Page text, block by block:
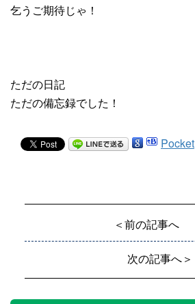
乞うご期待じゃ！
ただの日記
ただの備忘録でした！
Pocket
＜前の記事へ
次の記事へ＞